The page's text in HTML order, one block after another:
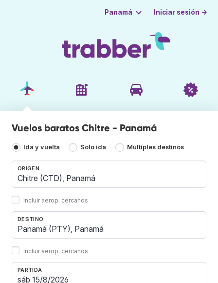
Panamá Iniciar sesión →
Vuelos baratos Chitre - Panamá
Ida y vuelta Solo ida Múltiples destinos
ORIGEN
Incluir aerop. cercanos
DESTINO
Incluir aerop. cercanos
PARTIDA